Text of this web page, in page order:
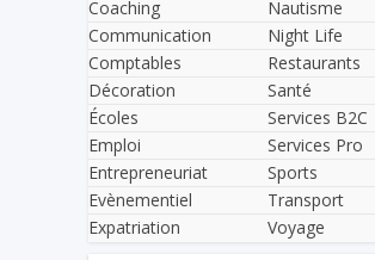
Coaching
Communication
Comptables
Décoration
Écoles
Emploi
Entrepreneuriat
Evènementiel
Expatriation
Nautisme
Night Life
Restaurants
Santé
Services B2C
Services Pro
Sports
Transport
Voyage